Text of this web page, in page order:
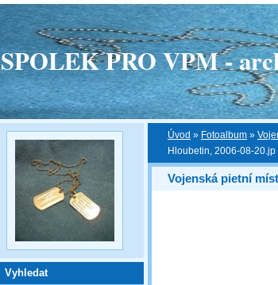
SPOLEK PRO VPM -
Vyhledat
Úvod » Fotoalbum »
Hloubetin, 2006-08-20.jp
Vojenská pietní